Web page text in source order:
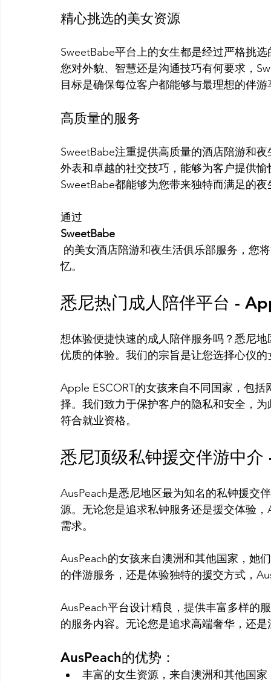
精心挑选的美女资源
SweetBabe平台上的女生都是经过严格挑
您对外貌、智慧还是沟通技巧有何要求，
高质量的服务
SweetBabe注重提供高质量的酒店陪游和
外表和卓越的社交技巧，能够为客户提供
SweetBabe都能够为您带来独特而满足的
通过
SweetBabe
悉尼热门成人陪伴平台 -
想体验便捷快速的成人陪伴服务吗？悉尼
优质的体验。我们的宗旨是让您选择心仪
Apple ESCORT的女孩来自不同国家，包
择。我们致力于保护客户的隐私和安全，
悉尼顶级私钟援交伴游中介
AusPeach是悉尼地区最为知名的私钟援交
源。无论您是追求私钟服务还是援交体验
需求。
AusPeach的女孩来自澳洲和其他国家，她
的伴游服务，还是体验独特的援交方式，
AusPeach平台设计精良，提供丰富多样的
AusPeach的优势：
丰富的女生资源，来自澳洲和其他国家